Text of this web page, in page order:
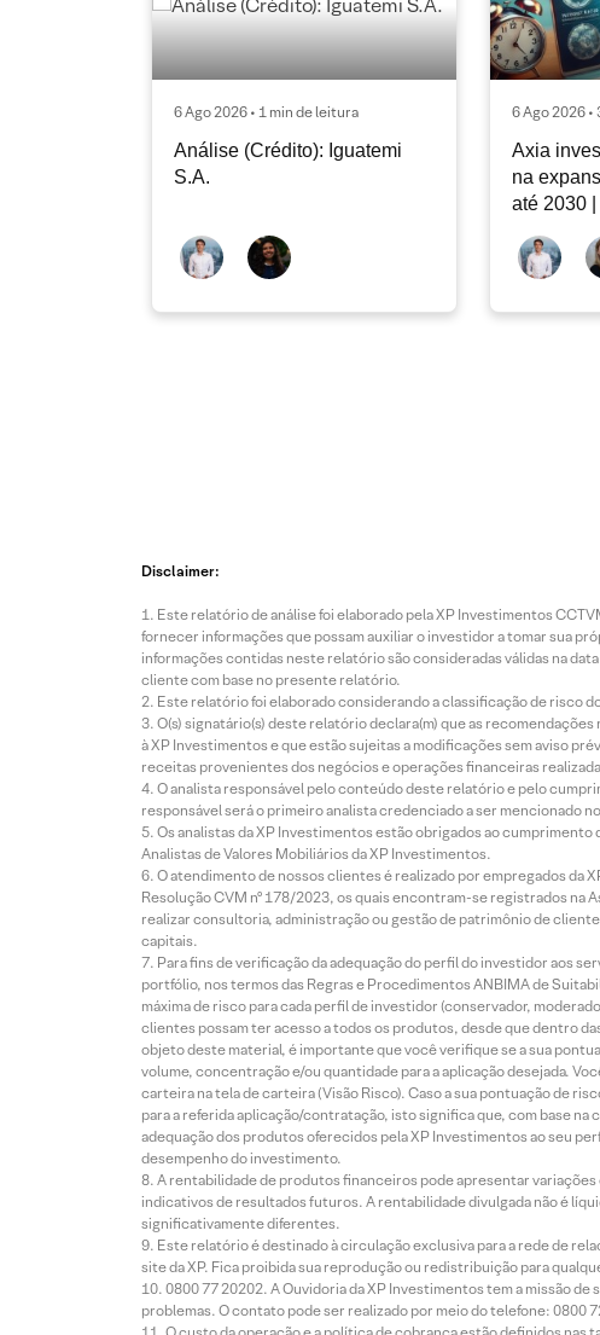
6 Ago 2026 • 1 min de leitura
Análise (Crédito): Iguatemi
S.A.
6 Ago 2026
Axia
na
até 2030
Disclaimer:
Este relatório de análise foi elaborado pela XP Investimentos
fornecer informações que possam auxiliar o investidor a tomar sua
informações contidas neste relatório são consideradas válidas na
cliente com base no presente relatório.
Este relatório foi elaborado considerando a classificação de risco
O(s) signatário(s) deste relatório declara(m) que as
à XP Investimentos e que estão sujeitas a modificações sem aviso
receitas provenientes dos negócios e operações financeiras
O analista responsável pelo conteúdo deste relatório e pelo
responsável será o primeiro analista credenciado a ser mencionado
Os analistas da XP Investimentos estão obrigados ao
Analistas de Valores Mobiliários da XP Investimentos.
O atendimento de nossos clientes é realizado por empregados da
Resolução CVM nº 178/2023, os quais encontram-se registrados na
realizar consultoria, administração ou gestão de patrimônio de
capitais.
Para fins de verificação da adequação do perfil do investidor aos
portfólio, nos termos das Regras e Procedimentos ANBIMA de
máxima de risco para cada perfil de investidor (conservador,
clientes possam ter acesso a todos os produtos, desde que dentro
objeto deste material, é importante que você verifique se a sua
volume, concentração e/ou quantidade para a aplicação desejada.
carteira na tela de carteira (Visão Risco). Caso a sua pontuação de
para a referida aplicação/contratação, isto significa que, com base
adequação dos produtos oferecidos pela XP Investimentos ao seu
desempenho do investimento.
A rentabilidade de produtos financeiros pode apresentar
indicativos de resultados futuros. A rentabilidade divulgada não é
significativamente diferentes.
Este relatório é destinado à circulação exclusiva para a rede de
site da XP. Fica proibida sua reprodução ou redistribuição para
0800 77 20202. A Ouvidoria da XP Investimentos tem a missão
problemas. O contato pode ser realizado por meio do telefone: 0800